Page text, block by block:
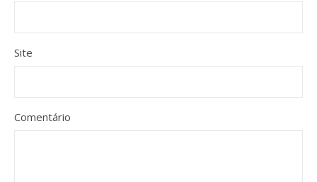
Site
Comentário